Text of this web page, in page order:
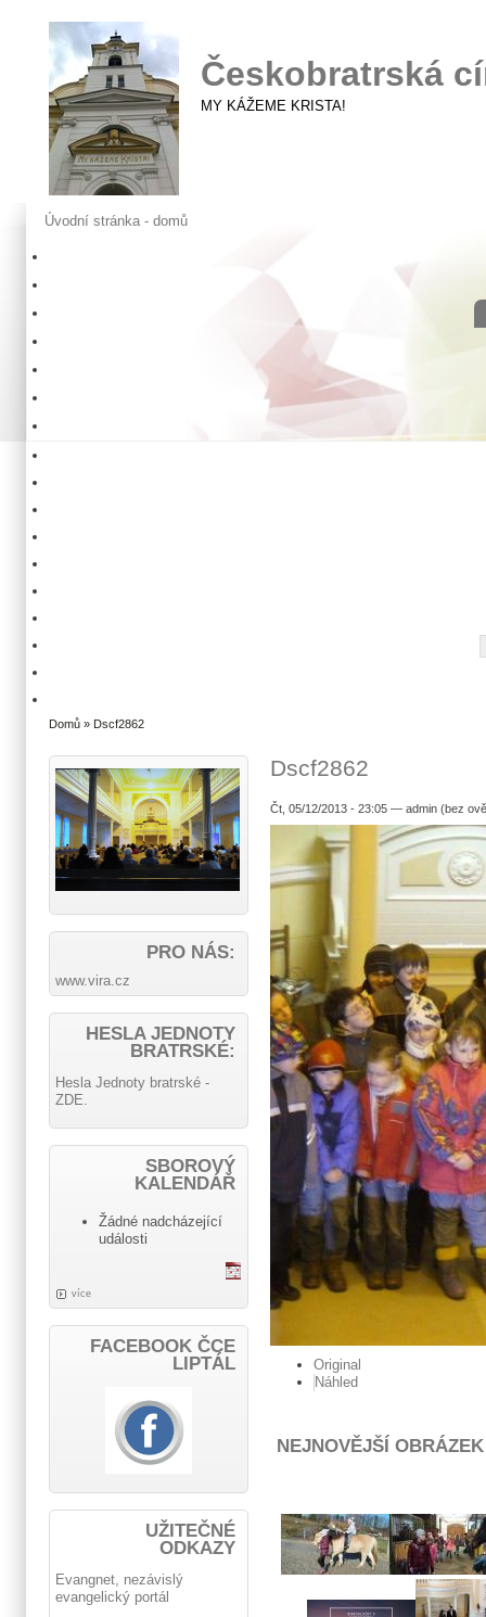
Českobratrská
MY KÁŽEME KRISTA!
Úvodní stránka - domů
Domů » Dscf2862
Dscf2862
Čt, 05/12/2013 - 23:05 — admin (bez
Original
Náhled
NEJNOVĚJŠÍ OBRÁZEK
PRO NÁS:
www.vira.cz
HESLA JEDNOTY
BRATRSKÉ:
Hesla Jednoty bratrské -
ZDE.
SBOROVÝ
KALENDÁŘ
Žádné nadcházející
události
více
FACEBOOK ČCE
LIPTÁL
UŽITEČNÉ
ODKAZY
Evangnet, nezávislý
evangelický portál